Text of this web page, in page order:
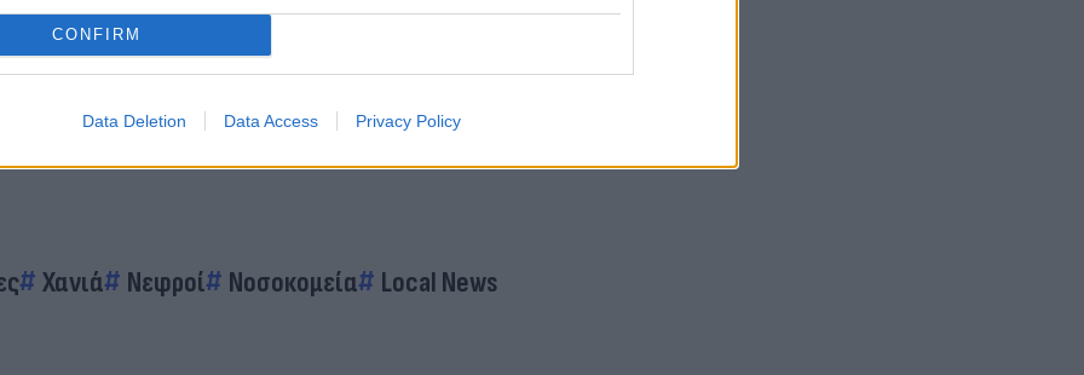
CONFIRM
Data Deletion Data Access Privacy Policy
Αθήνα: Πού στήνονται τα νέα μπλόκα
«Έμφραγμα» στην αγορά και απόγνωση στους
Χανιά Νεφροί Νοσοκομεία Local News